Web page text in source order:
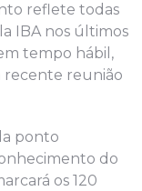
reflete todas
IBA nos últimos
tempo hábil,
recente reunião
ponto
do
os 120